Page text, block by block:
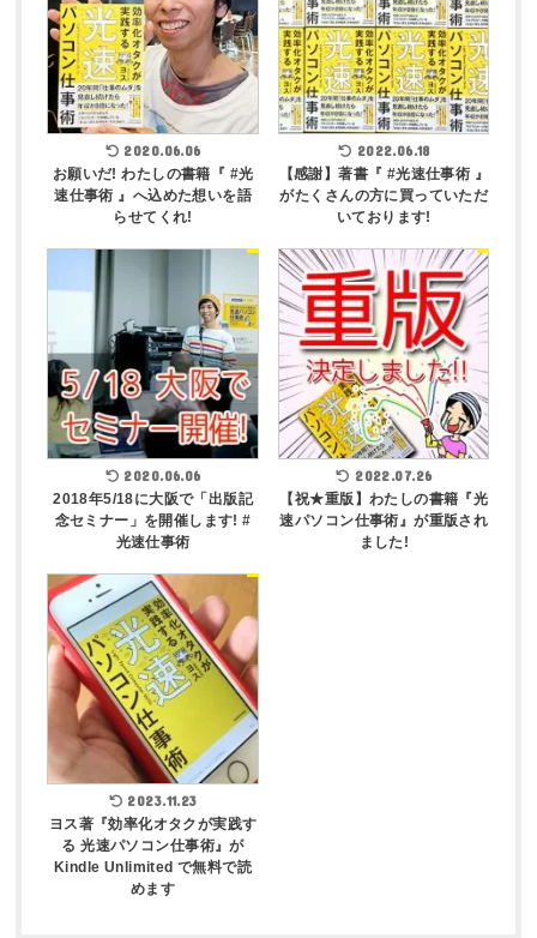
2020.06.06
お願いだ! わたしの書籍『 #光
速仕事術 』へ込めた想いを語
らせてくれ!
2022.06.18
【感謝】著書『 #光速仕事術 』
がたくさんの方に買っていただ
いております!
2020.06.06
2018年5/18に大阪で「出版記
念セミナー」を開催します! #
光速仕事術
2022.07.26
【祝★重版】わたしの書籍『光
速パソコン仕事術』が重版され
ました!
2023.11.23
ヨス著『効率化オタクが実践す
る 光速パソコン仕事術』が
Kindle Unlimited で無料で読
めます